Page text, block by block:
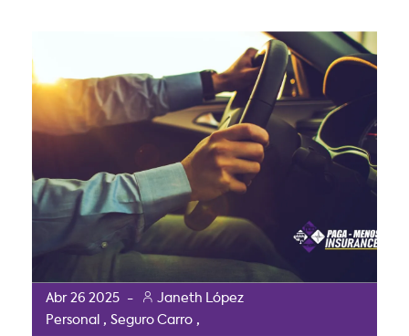
Abr 26 2025 -
Janeth López
Personal
, Seguro Carro ,